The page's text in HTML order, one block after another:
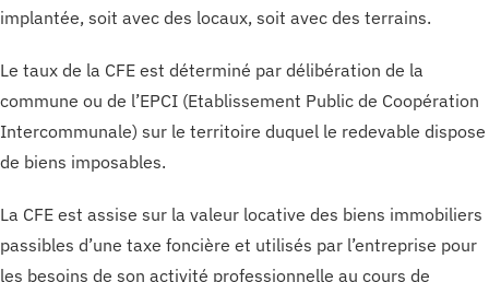
implantée, soit avec des locaux, soit avec des terrains.
Le taux de la CFE est déterminé par délibération de la
commune ou de l’EPCI (Etablissement Public de Coopération
Intercommunale) sur le territoire duquel le redevable dispose
de biens imposables.
La CFE est assise sur la valeur locative des biens immobiliers
passibles d’une taxe foncière et utilisés par l’entreprise pour
les besoins de son activité professionnelle au cours de